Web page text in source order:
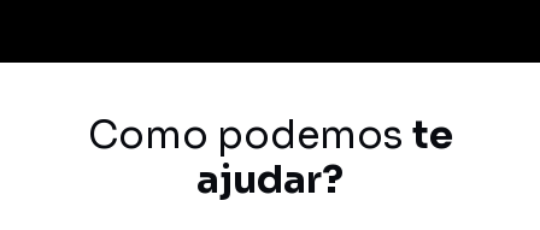
Como podemos te
ajudar?